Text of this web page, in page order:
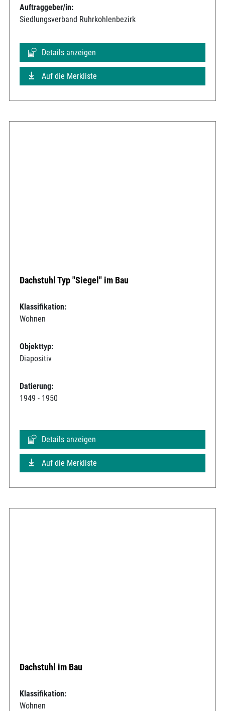
Auftraggeber/in:
Siedlungsverband Ruhrkohlenbezirk
Details anzeigen
Auf die Merkliste
Dachstuhl Typ "Siegel" im Bau
Klassifikation:
Wohnen
Objekttyp:
Diapositiv
Datierung:
1949 - 1950
Details anzeigen
Auf die Merkliste
Dachstuhl im Bau
Klassifikation:
Wohnen